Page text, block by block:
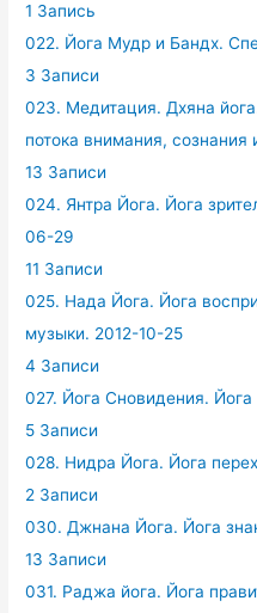
1 Запись
022. Йога Мудр и Бандх.
3 Записи
023. Медитация. Дхяна
потока внимания,
13 Записи
024. Янтра Йога. Йога
06-29
11 Записи
025. Нада Йога. Йога
музыки. 2012-10-25
4 Записи
027. Йога Сновидения. Йога
5 Записи
028. Нидра Йога. Йога
2 Записи
030. Джнана Йога. Йога
13 Записи
031. Раджа йога. Йога